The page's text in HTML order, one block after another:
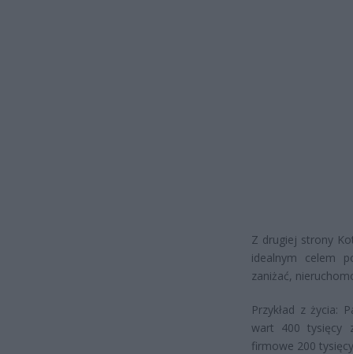
Z drugiej strony
idealnym celem
zaniżać,
Przykład z życia:
wart 400 tysięcy
firmowe 200